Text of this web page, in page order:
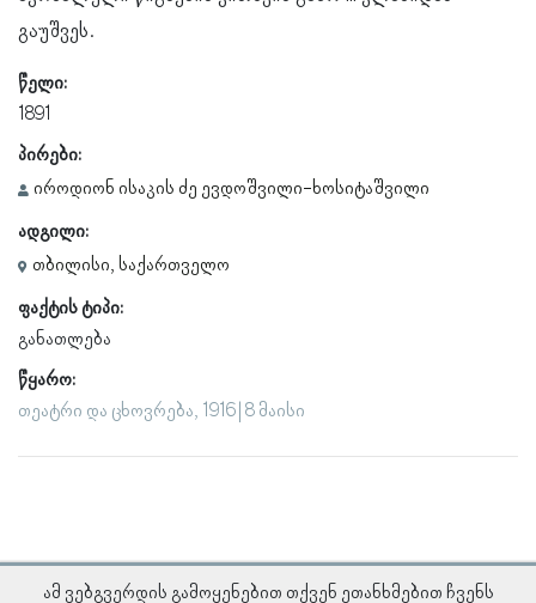
გაუშვეს.
წელი:
1891
პირები:
იროდიონ ისაკის ძე ევდოშვილი-ხოსიტაშვილი
ადგილი:
თბილისი, საქართველო
ფაქტის ტიპი:
განათლება
წყარო:
თეატრი და ცხოვრება, 1916 | 8 მაისი
ამ ვებგვერდის გამოყენებით თქვენ ეთანხმებით ჩვენს